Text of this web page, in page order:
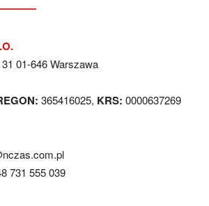
01-646 Warszawa
365416025, KRS: 0000637269
731 555 039